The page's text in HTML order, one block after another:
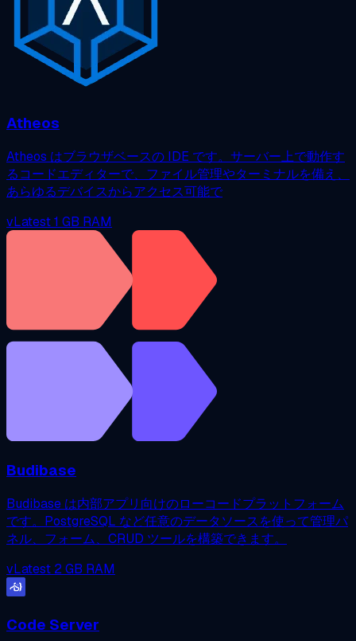
Atheos
Atheos はブラウザベースの IDE です。サーバー上で動作す
るコードエディターで、ファイル管理やターミナルを備え、
あらゆるデバイスからアクセス可能で
vLatest1 GB RAM
Budibase
Budibase は内部アプリ向けのローコードプラットフォーム
です。PostgreSQL など任意のデータソースを使って管理パ
ネル、フォーム、CRUD ツールを構築できます。
vLatest 2 GB RAM
Code Server